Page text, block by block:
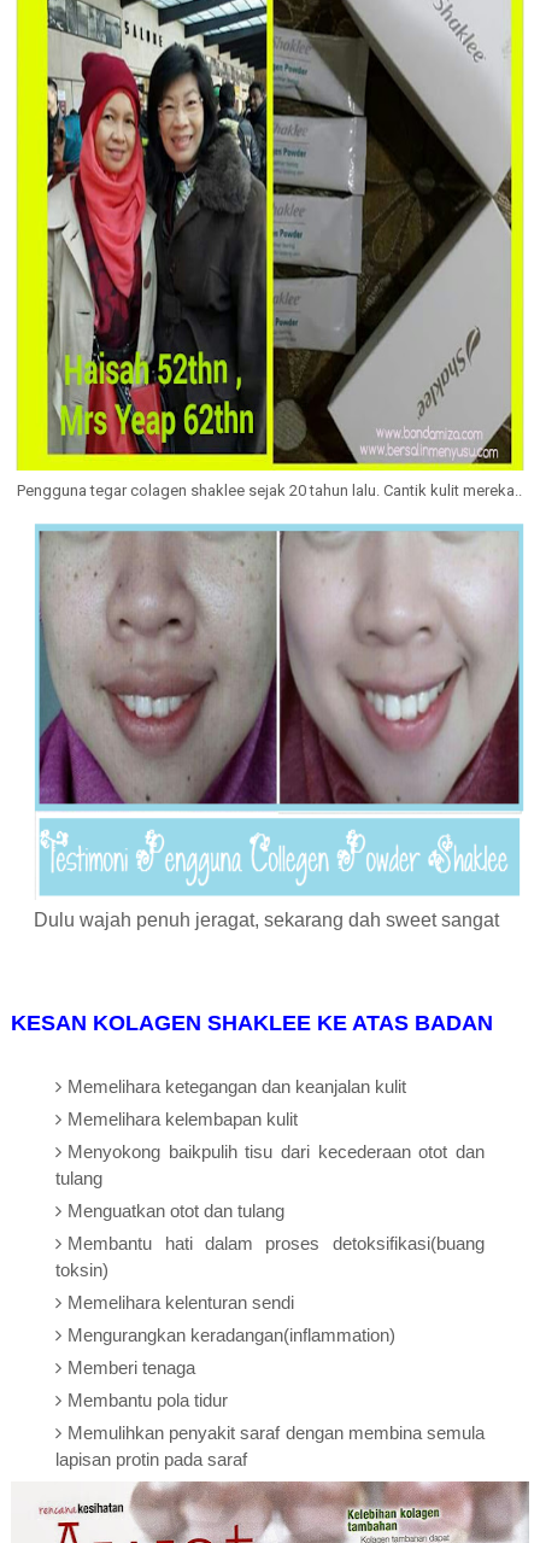
Pengguna tegar colagen shaklee sejak 20 tahun lalu. Cantik kulit mereka..
Dulu wajah penuh jeragat, sekarang dah sweet sangat
KESAN KOLAGEN SHAKLEE KE ATAS BADAN
Memelihara ketegangan dan keanjalan kulit
Memelihara kelembapan kulit
Menyokong baikpulih tisu dari kecederaan otot dan
tulang
Menguatkan otot dan tulang
Membantu hati dalam proses detoksifikasi(buang
toksin)
Memelihara kelenturan sendi
Mengurangkan keradangan(inflammation)
Memberi tenaga
Membantu pola tidur
Memulihkan penyakit saraf dengan membina semula
lapisan protin pada saraf